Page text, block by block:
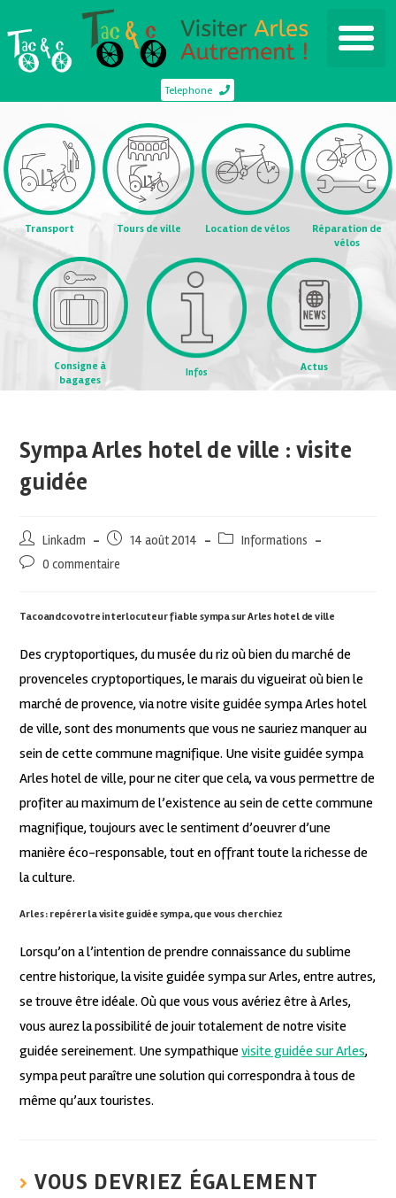
Telephone
Transport Tours de ville Location de vélos
Réparation de
vélos
Consigne à
bagages
Infos Actus
Sympa Arles hotel de ville : visite
guidée
Linkadm 14 août 2014
Informations
0 commentaire
Tacoandco votre interlocuteur fiable sympa sur Arles hotel de ville
Des cryptoportiques, du musée du riz où bien du marché de
provenceles cryptoportiques, le marais du vigueirat où bien le
marché de provence, via notre visite guidée sympa Arles hotel
de ville, sont des monuments que vous ne sauriez manquer au
sein de cette commune magnifique. Une visite guidée sympa
Arles hotel de ville, pour ne citer que cela, va vous permettre de
profiter au maximum de l’existence au sein de cette commune
magnifique, toujours avec le sentiment d’oeuvrer d’une
manière éco-responsable, tout en offrant toute la richesse de
la culture.
Arles : repérer la visite guidée sympa, que vous cherchiez
Lorsqu’on a l’intention de prendre connaissance du sublime
centre historique, la visite guidée sympa sur Arles, entre autres,
se trouve être idéale. Où que vous vous avériez être à Arles,
vous aurez la possibilité de jouir totalement de notre visite
guidée sereinement. Une sympathiquevisite guidée sur Arles,
sympa peut paraître une solution qui correspondra à tous de
même qu’aux touristes.
VOUS DEVRIEZ ÉGALEMENT